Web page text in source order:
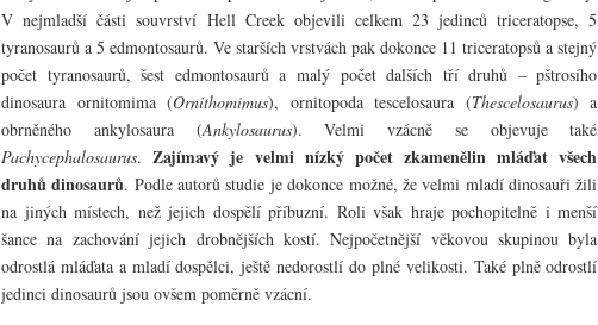
V nejmladší části souvrství Hell Creek objevili celkem 23 jedinců triceratopse, 5
tyranosaurů a 5 edmontosaurů. Ve starších vrstvách pak dokonce 11 triceratopsů a stejný
počet tyranosaurů, šest edmontosaurů a malý počet dalších tří druhů – pštrosího
dinosaura ornitomima (Ornithomimus), ornitopoda tescelosaura (Thescelosaurus) a
obrněného ankylosaura (Ankylosaurus). Velmi vzácně se objevuje také
Pachycephalosaurus.Zajímavý je velmi nízký počet zkamenělin mláďat všech
druhů dinosaurů. Podle autorů studie je dokonce možné, že velmi mladí dinosauři žili
na jiných místech, než jejich dospělí příbuzní. Roli však hraje pochopitelně i menší
šance na zachování jejich drobnějších kostí. Nejpočetnější věkovou skupinou byla
odrostlá mláďata a mladí dospělci, ještě nedorostlí do plné velikosti. Také plně odrostlí
jedinci dinosaurů jsou ovšem poměrně vzácní.